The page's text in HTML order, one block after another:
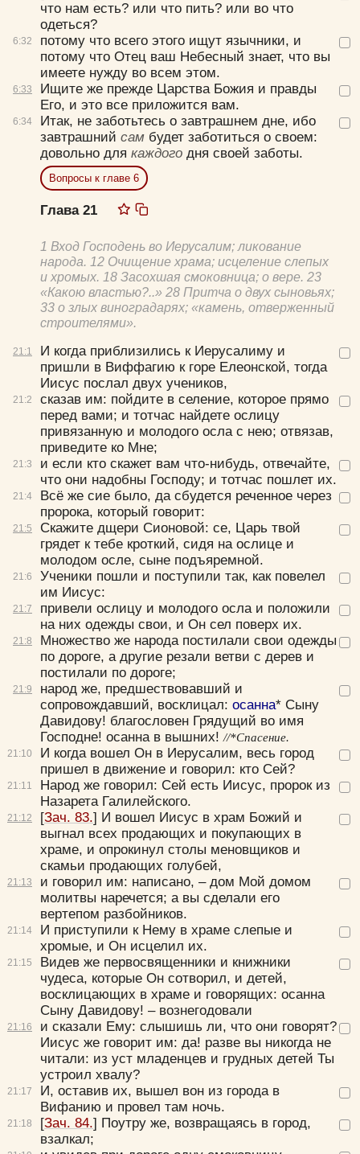
6:32
6:33
6:34
Глава 21
21:1
21:2
21:3
21:4
21:5
21:6
21:7
21:8
21:9
21:10
21:11
21:12
21:13
21:14
21:15
21:16
21:17
21:18
что нам есть? или что пить? или во что
одеться?
потому что всего этого ищут язычники, и
потому что Отец ваш Небесный знает, что вы
имеете нужду во всем этом.
Ищите же прежде Царства Божия и правды
Его, и это все приложится вам.
Итак, не заботьтесь о завтрашнем дне, ибо
завтрашний сам будет заботиться о своем:
довольно для каждого дня своей заботы.
Вопросы к главе 6
1 Вход Господень во Иерусалим; ликование
народа. 12 Очищение храма; исцеление слепых
и хромых. 18 Засохшая смоковница; о вере. 23
«Какою властью?..» 28 Притча о двух сыновьях;
33 о злых виноградарях; «камень, отверженный
строителями».
И когда приблизились к Иерусалиму и
пришли в Виффагию к горе Елеонской, тогда
Иисус послал двух учеников,
сказав им: пойдите в селение, которое прямо
перед вами; и тотчас найдете ослицу
привязанную и молодого осла с нею; отвязав,
приведите ко Мне;
и если кто скажет вам что-нибудь, отвечайте,
что они надобны Господу; и тотчас пошлет их.
Всё же сие было, да сбудется реченное через
пророка, который говорит:
Скажите дщери Сионовой: се, Царь твой
грядет к тебе кроткий, сидя на ослице и
молодом осле, сыне подъяремной.
Ученики пошли и поступили так, как повелел
им Иисус:
привели ослицу и молодого осла и положили
на них одежды свои, и Он сел поверх их.
Множество же народа постилали свои одежды
по дороге, а другие резали ветви с дерев и
постилали по дороге;
народ же, предшествовавший и
сопровождавший, восклицал: осанна* Сыну
Давидову! благословен Грядущий во имя
Господне! осанна в вышних! //*Спасение.
И когда вошел Он в Иерусалим, весь город
пришел в движение и говорил: кто Сей?
Народ же говорил: Сей есть Иисус, пророк из
Назарета Галилейского.
[Зач. 83.] И вошел Иисус в храм Божий и
выгнал всех продающих и покупающих в
храме, и опрокинул столы меновщиков и
скамьи продающих голубей,
и говорил им: написано, – дом Мой домом
молитвы наречется; а вы сделали его
вертепом разбойников.
И приступили к Нему в храме слепые и
хромые, и Он исцелил их.
Видев же первосвященники и книжники
чудеса, которые Он сотворил, и детей,
восклицающих в храме и говорящих: осанна
Сыну Давидову! – вознегодовали
и сказали Ему: слышишь ли, что они говорят?
Иисус же говорит им: да! разве вы никогда не
читали: из уст младенцев и грудных детей Ты
устроил хвалу?
И, оставив их, вышел вон из города в
Вифанию и провел там ночь.
[Зач. 84.] Поутру же, возвращаясь в город,
взалкал;
Хорошо
Да
Нет
Вход
Регистрация
Цвет:
Удалить Сохранить